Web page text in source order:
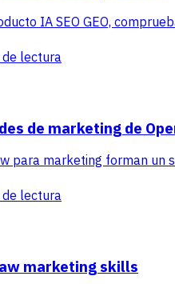
IA SEO GEO,
de lectura
de marketing de
para marketing forman un
de lectura
marketing skills